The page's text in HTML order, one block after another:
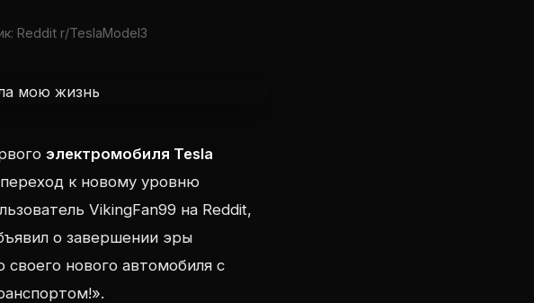
Reddit r/TeslaModel3
электромобиля Tesla
к новому уровню
VikingFan99 на Reddit,
о завершении эры
нового автомобиля с